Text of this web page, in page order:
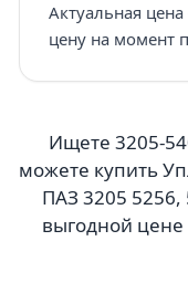
Актуальная
цену на момент
Ищете 3205-
можете купить
ПАЗ 3205 5256,
выгодной цене